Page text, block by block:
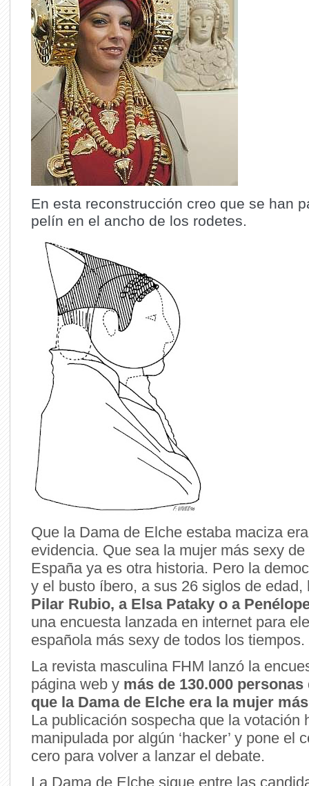
En esta reconstrucción creo que se han
pelín en el ancho de los rodetes.
Que la Dama de Elche estaba maciza
evidencia. Que sea la mujer más sexy
España ya es otra historia. Pero la
y el busto íbero, a sus 26 siglos de edad,
Pilar Rubio, a Elsa Pataky o a
una encuesta lanzada en internet para
española más sexy de todos los tiempos.
La revista masculina FHM lanzó la
página web y más de 130.000
que la Dama de Elche era la mujer
La publicación sospecha que la votación
manipulada por algún ‘hacker’ y pone el
cero para volver a lanzar el debate.
La Dama de Elche sigue entre las